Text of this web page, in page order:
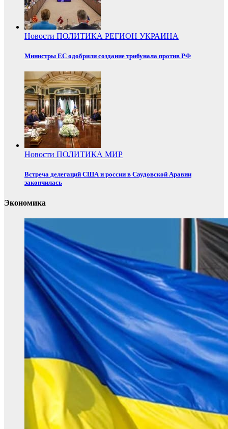
Новости ПОЛИТИКА РЕГИОН УКРАИНА
Министры ЕС одобрили создание трибунала против РФ
Новости ПОЛИТИКА МИР
Встреча делегаций США и россии в Саудовской Аравии
закончилась
Экономика